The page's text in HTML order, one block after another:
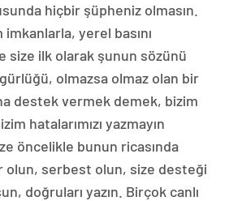
hiçbir şüpheniz olmasın.
yerel basını
size ilk olarak şunun sözünü
olmazsa olmaz olan bir
destek vermek demek, bizim
hatalarımızı yazmayın
öncelikle bunun ricasında
olun, serbest olun, size desteği
doğruları yazın. Birçok canlı